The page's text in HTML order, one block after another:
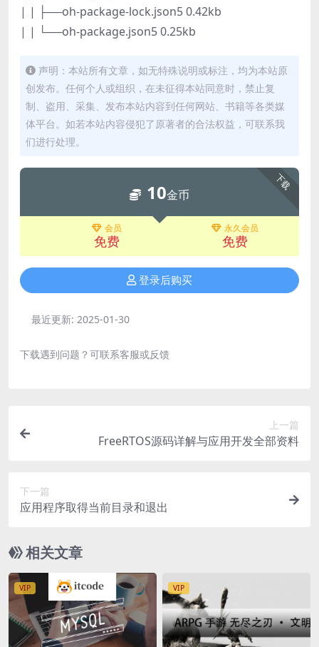
| | ├──oh-package-lock.json5 0.42kb
| | └──oh-package.json5 0.25kb
声明：本站所有文章，如无特殊说明或标注，均为本站原
创发布。任何个人或组织，在未征得本站同意时，禁止复
制、盗用、采集、发布本站内容到任何网站、书籍等各类媒
体平台。如若本站内容侵犯了原著者的合法权益，可联系我
们进行处理。
下载
10金币
会员
免费
永久会员
免费
登录后购买
最近更新: 2025-01-30
下载遇到问题？可联系客服或反馈
上一篇
FreeRTOS源码详解与应用开发全部资料
下一篇
应用程序取得当前目录和退出
相关文章
VIP VIP